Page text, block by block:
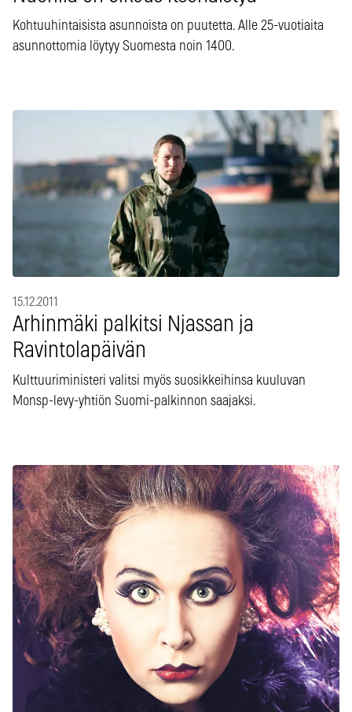
Kohtuuhintaisista asunnoista on puutetta. Alle 25-vuotiaita
asunnottomia löytyy Suomesta noin 1400.
15.12.2011
Arhinmäki palkitsi Njassan ja
Ravintolapäivän
Kulttuuriministeri valitsi myös suosikkeihinsa kuuluvan
Monsp-levy-yhtiön Suomi-palkinnon saajaksi.